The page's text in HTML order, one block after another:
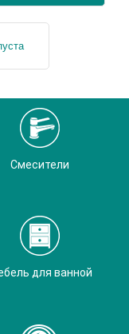
Смесители
для ванной